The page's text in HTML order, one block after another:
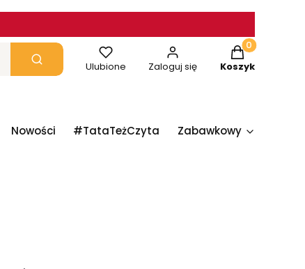
Szukaj Ulubione Zaloguj się
Produkty w
Koszyk
Nowości #TataTeżCzyta Zabawkowy